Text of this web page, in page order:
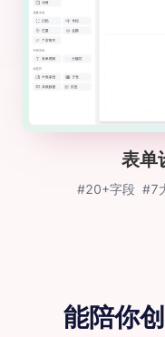
表单
#20+字段 #7
能陪你